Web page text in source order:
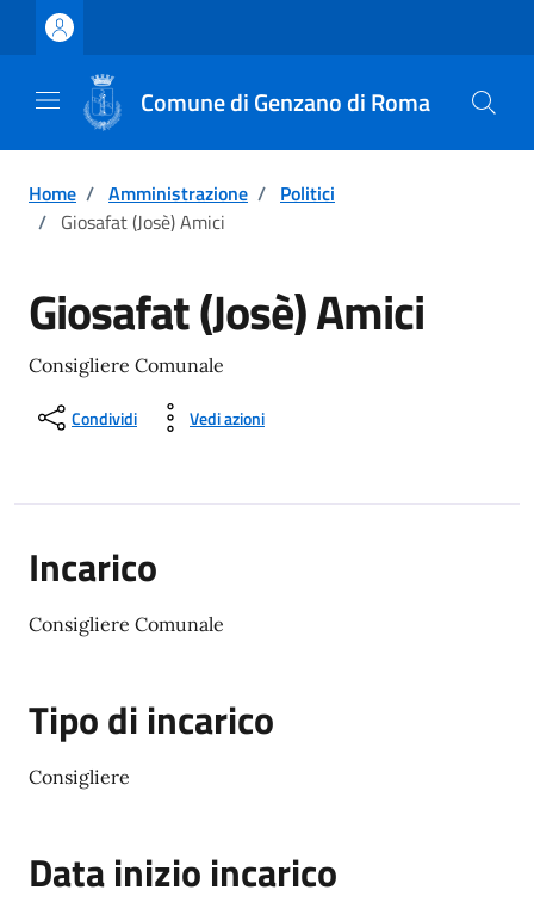
Vai ai contenuti
Vai al footer
Comune di Genzano di Roma
Home / Amministrazione / Politici
/ Giosafat (Josè) Amici
Giosafat (Josè) Amici
Consigliere Comunale
Condividi Vedi azioni
Incarico
Consigliere Comunale
Tipo di incarico
Consigliere
Data inizio incarico